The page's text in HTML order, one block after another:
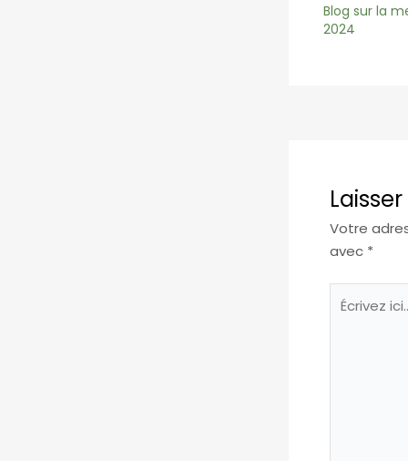
Blog sur la
2024
Votre
avec *
ici…